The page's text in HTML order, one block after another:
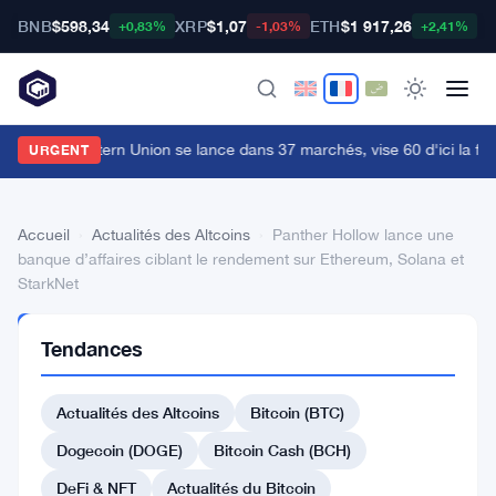
BNB$598,34 +0,83% XRP$1,07 -1,03% ETH$1 917,26 +2,41%
URGENT
de Western Union se lance dans 37 marchés, vise 60 d'ici la fin
Accueil Actualités des Altcoins
Panther Hollow lance une
banque d’affaires ciblant le rendement sur Ethereum, Solana et
StarkNet
DES
ALTCOINS
Panther
Hollow
lance
Tendances
Actualités des Altcoins
Bitcoin (BTC)
Dogecoin (DOGE)
Bitcoin Cash (BCH)
DeFi & NFT
Actualités du Bitcoin